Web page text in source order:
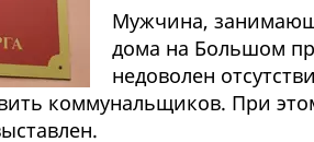
Мужчина,
дома на Большом
недоволен
коммунальщиков. При